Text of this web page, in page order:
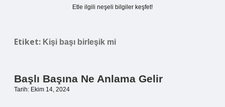
Etle ilgili neşeli bilgiler keşfet!
Etiket: Kişi başı birleşik mi
Başlı Başına Ne Anlama Gelir
Tarih: Ekim 14, 2024